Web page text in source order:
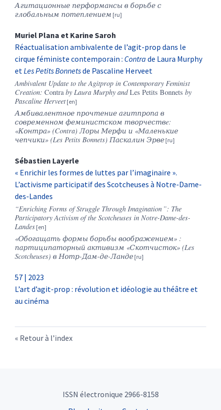
Агитационные перформансы в борьбе с
глобальным потеплением
Muriel Plana et KarineSaroh
Réactualisation ambivalente de l’agit-prop dans le
cirque féministe contemporain : Contra de Laura Murphy
etLes Petits Bonnetsde Pascaline Herveet
Ambivalent Update to the Agitprop in Contemporary Feminist
Creation: Contraby Laura Murphy andLes Petits Bonnets by
Pascaline Herveet
Амбивалентное прочтение агитпропа в
современном феминистском творчествe:
«Контра» (Contra)Лоры Мерфи и «Маленькие
чепчики» (Les Petits Bonnets) Паскалин Эрве
Sébastien Layerle
« Enrichir les formes de luttes par l’imaginaire ».
L’activisme participatif des Scotcheuses à Notre-Dame-
des-Landes
“Enriching Forms of Struggle Through Imagination ”: The
Participatory Activism of the Scotcheuses in Notre-Dame-des-
Landes
«Обогащать формы борьбы воображением» :
партиципаторный активизм «Скотчисток» (Les
Scotcheuses) в Нотр-Дам-де-Ланде
57 | 2023
L’art d’agit-prop : révolution et idéologie au théâtre et
au cinéma
Retour à l’index
ISSN électronique 2966-8158